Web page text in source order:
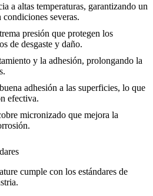
a altas temperaturas, garantizando un
severas.
presión que protegen los
de desgaste y daño.
y la adhesión, prolongando la
adhesión a las superficies, lo que
efectiva.
micronizado que mejora la
cumple con los estándares de